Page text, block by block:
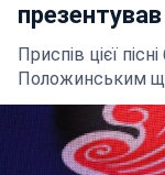
Приспів цієї
Положинським